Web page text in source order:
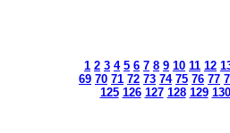
1 2 3 4 5 6 7 8 9 10 11 12
69 70 71 72 73 74 75 76 77
125 126 127 128 129 130